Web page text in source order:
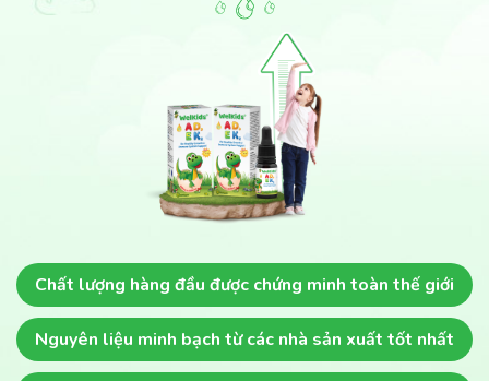
Chất lượng hàng đầu được chứng minh toàn thế giới
Nguyên liệu minh bạch từ các nhà sản xuất tốt nhất